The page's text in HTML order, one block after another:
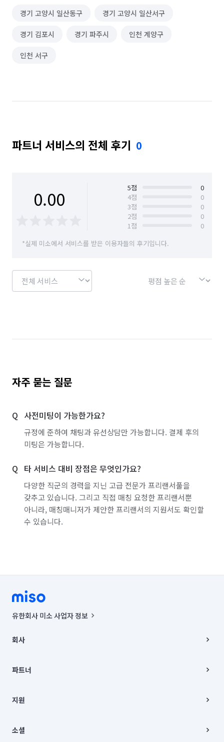
경기 고양시 일산동구 경기 고양시 일산서구
경기 김포시 경기 파주시 인천 계양구
인천 서구
파트너 서비스의 전체 후기 0
0.00 5점
0
4점
0
3점
0
2점
0
1점
0
*실제 미소에서 서비스를 받은 이용자들의 후기입니다.
자주 묻는 질문
사전미팅이 가능한가요?
규정에 준하여 채팅과 유선상담만 가능합니다. 결제 후의
미팅은 가능합니다.
타 서비스 대비 장점은 무엇인가요?
다양한 직군의 경력을 지닌 고급 전문가 프리랜서풀을
갖추고 있습니다. 그리고 직접 매칭 요청한 프리랜서뿐
아니라, 매칭매니저가 제안한 프리랜서의 지원서도 확인할
수 있습니다.
유한회사 미소 사업자 정보
00019 |
주소 | 본사: 서울특별시 종로구 율곡로 6(중학동, 트윈트리빌딩) B동 5층
컨택센터 : 서울특별시 종로구 수송동 율곡로 24, 7층, 8층 미소
상품, 상품정보, 거래에 관한 의무와 책임은 거래당사자에게 있습니다.
언론 보도 관련 문의:
© 유한회사 미소. Miso, Inc. All Rights Reserved.
회사
채용
파트너
이사
지원
이용약관
소셜